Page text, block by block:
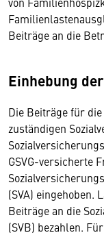
Beiträge an die
Einhebung
Die Beiträge für
zuständigen
GSVG-versicherte
(SVA)
Beiträge an die
(SVB) bezahlen.